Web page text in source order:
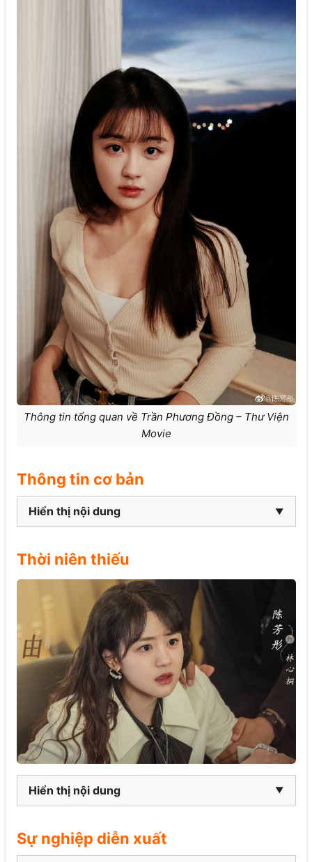
Thông tin tổng quan về Trần Phương Đồng – Thư Viện
Movie
Thông tin cơ bản
Hiển thị nội dung
Thời niên thiếu
Hiển thị nội dung
Sự nghiệp diễn xuất